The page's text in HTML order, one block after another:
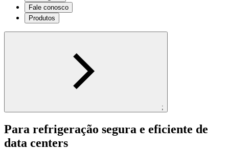
Fale conosco
Produtos
;
Para refrigeração segura e eficiente de
data centers